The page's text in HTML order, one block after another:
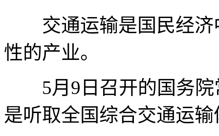
交通运输是国民经济
性的产业。
5月9日召开的国务院
是听取全国综合交通运